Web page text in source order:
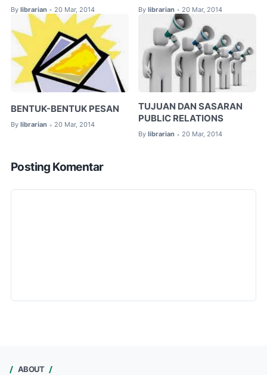
By librarian • 20 Mar, 2014 By librarian • 20 Mar, 2014
BENTUK-BENTUK PESAN
By librarian • 20 Mar, 2014
TUJUAN DAN SASARAN
PUBLIC RELATIONS
By librarian • 20 Mar, 2014
Posting Komentar
ABOUT